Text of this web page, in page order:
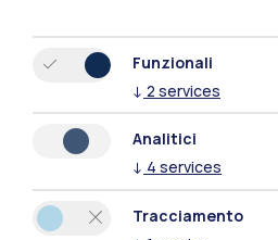
Polimi Community
Funzionali
↓ 2 services
Analitici
↓ 4 services
Tracciamento